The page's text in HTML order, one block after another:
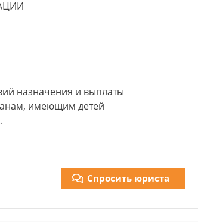
назначения и выплаты
имеющим детей
Спросить юриста